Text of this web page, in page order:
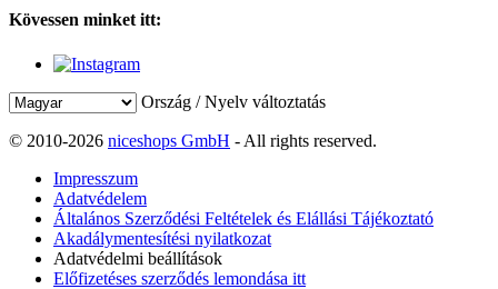
Kövessen minket itt:
Ország / Nyelv változtatás
© 2010-2026 niceshops GmbH - All rights reserved.
Impresszum
Adatvédelem
Általános Szerződési Feltételek és Elállási Tájékoztató
Akadálymentesítési nyilatkozat
Adatvédelmi beállítások
Előfizetéses szerződés lemondása itt